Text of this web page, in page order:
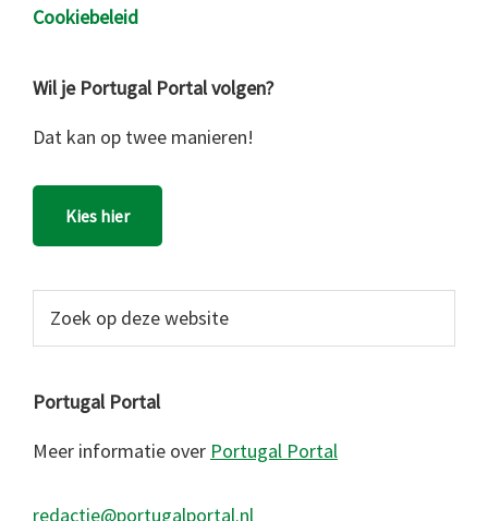
Cookiebeleid
Wil je Portugal Portal volgen?
Dat kan op twee manieren!
Kies hier
website
Portugal Portal
Meer informatie over Portugal Portal
redactie@portugalportal.nl